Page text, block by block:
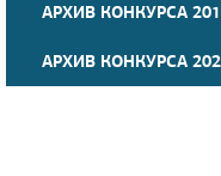
АРХИВ КОНКУРСА
АРХИВ КОНКУРСА